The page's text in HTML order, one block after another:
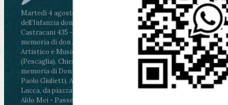
Martedì 4 agosto2026
ore 11:30 - Lucca, Scuola
dell’Infanzia don Aldo Mei - Viale Castruccio
Castracani 435 - Inaugurazione murales in
memoria di don Aldo Mei curato dal Liceo
Artistico e Musicale “Passaglia”
ore 18 - Fiano
(Pescaglia), Chiesa parrocchiale - Messa in
memoria di Don Aldo Mei celebrata da mons.
Paolo Giulietti, Arcivescovo di Lucca
ore 20.30 -
Lucca, da piazza San Michele al Cippo di don
Aldo Mei - Passeggiata della Memoria in alcuni